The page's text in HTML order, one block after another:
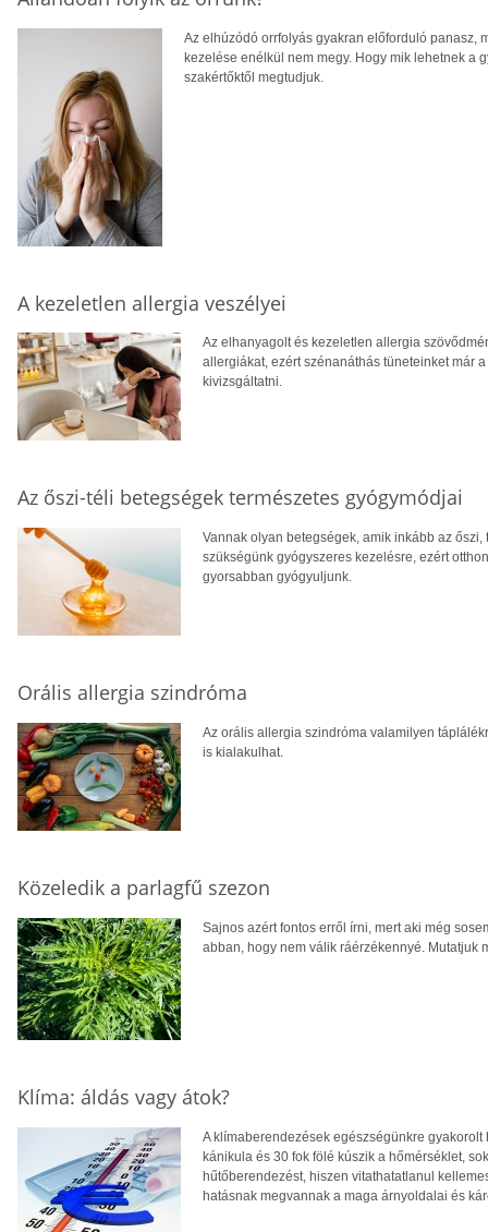
Az elhúzódó orrfolyás gyakran előforduló panasz,
kezelése enélkül nem megy. Hogy mik lehetnek a
szakértőktől megtudjuk.
A kezeletlen allergia veszélyei
Az elhanyagolt és kezeletlen allergia
allergiákat, ezért szénanáthás tüneteinket már
kivizsgáltatni.
Az őszi-téli betegségek természetes gyógymódjai
Vannak olyan betegségek, amik inkább az
szükségünk gyógyszeres kezelésre, ezért
gyorsabban gyógyuljunk.
Orális allergia szindróma
Az orális allergia szindróma valamilyen
is kialakulhat.
Közeledik a parlagfű szezon
Sajnos azért fontos erről írni, mert aki még
abban, hogy nem válik ráérzékennyé. Mutatjuk
Klíma: áldás vagy átok?
A klímaberendezések egészségünkre
kánikula és 30 fok fölé kúszik a hőmérséklet,
hűtőberendezést, hiszen vitathatatlanul
hatásnak megvannak a maga árnyoldalai és